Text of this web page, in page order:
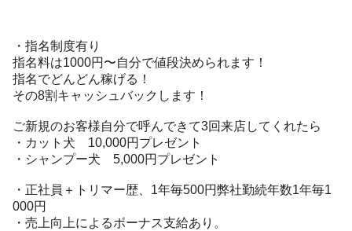
・指名制度有り
指名料は1000円〜自分で値段決められます！
指名でどんどん稼げる！
その8割キャッシュバックします！
ご新規のお客様自分で呼んできて3回来店してくれたら
・カット犬 10,000円プレゼント
・シャンプー犬 5,000円プレゼント
・正社員＋トリマー歴、1年毎500円弊社勤続年数1年毎1
000円
・売上向上によるボーナス支給あり。